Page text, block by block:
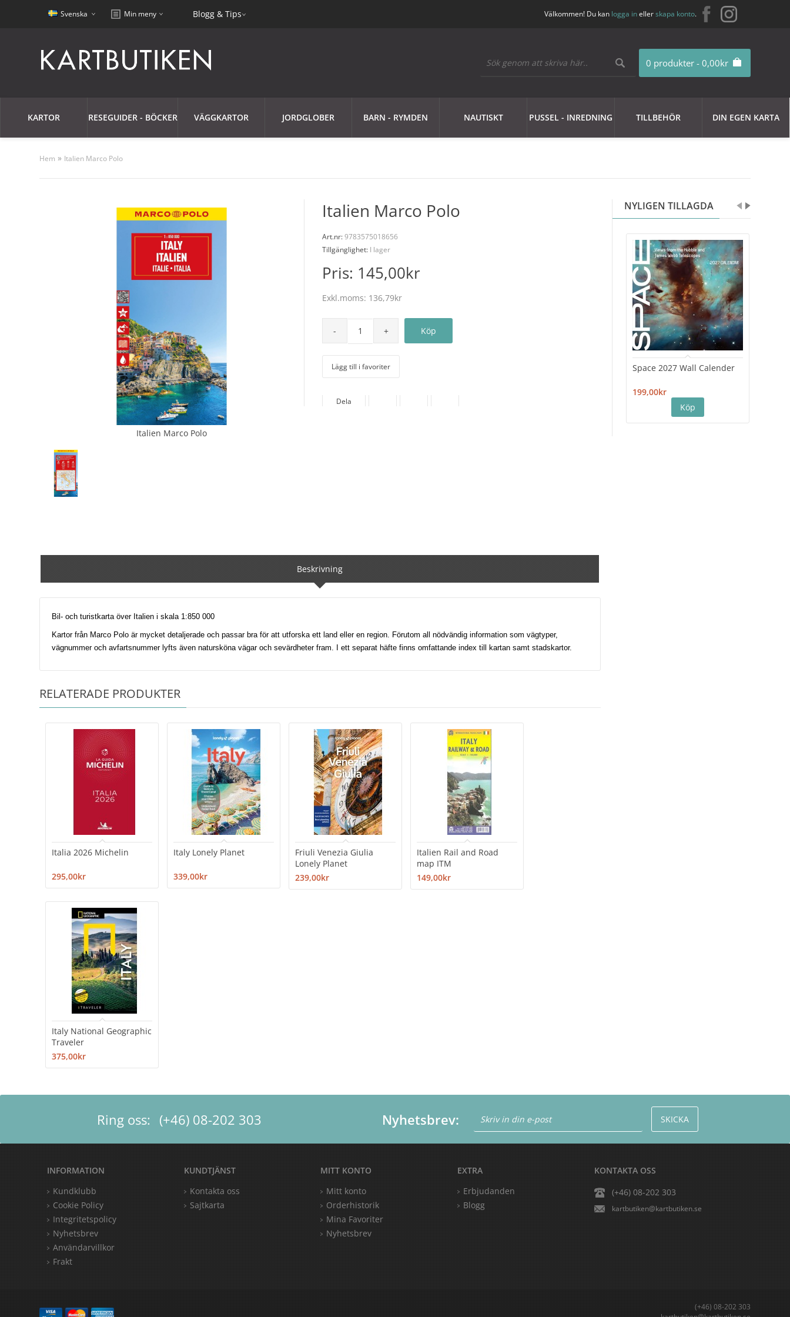
Svenska Min meny Blogg & Tips Välkommen! Du kan logga inellerskapa konto.
0 produkter - 0,00kr
KARTOR RESEGUIDER - BÖCKER VÄGGKARTOR JORDGLOBER BARN - RYMDEN NAUTISKT PUSSEL - INREDNING TILLBEHÖR DIN EGEN KARTA
Hem » Italien Marco Polo
NYLIGEN TILLAGDA
Space 2027 Wall Calender
199,00kr
Italien Marco Polo
Italien Marco Polo
Art.nr:9783575018656
Tillgänglighet: I lager
Pris: 145,00kr
Exkl.moms: 136,79kr
Lägg till i favoriter
Dela
Beskrivning
Bil- och turistkarta över Italien i skala 1:850 000
Kartor från Marco Polo är mycket detaljerade och passar bra för att utforska ett land eller en region. Förutom all nödvändig information som vägtyper,
vägnummer och avfartsnummer lyfts även natursköna vägar och sevärdheter fram. I ett separat häfte finns omfattande index till kartan samt stadskartor.
RELATERADE PRODUKTER
Italia 2026 Michelin
295,00kr
Italy Lonely Planet
339,00kr
Friuli Venezia Giulia
Lonely Planet
239,00kr
Italien Rail and Road
map ITM
149,00kr
Italy National Geographic
Traveler
375,00kr
Ring oss: (+46) 08-202 303 Nyhetsbrev:
KONTAKTA OSS
(+46) 08-202 303
kartbutiken@kartbutiken.se
EXTRA
Erbjudanden
Blogg
MITT KONTO
Mitt konto
Orderhistorik
Mina Favoriter
Nyhetsbrev
KUNDTJÄNST
Kontakta oss
Sajtkarta
INFORMATION
Kundklubb
Cookie Policy
Integritetspolicy
Nyhetsbrev
Användarvillkor
Frakt
(+46) 08-202 303